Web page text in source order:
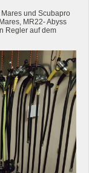
und Scubapro
MR22- Abyss
Regler auf dem